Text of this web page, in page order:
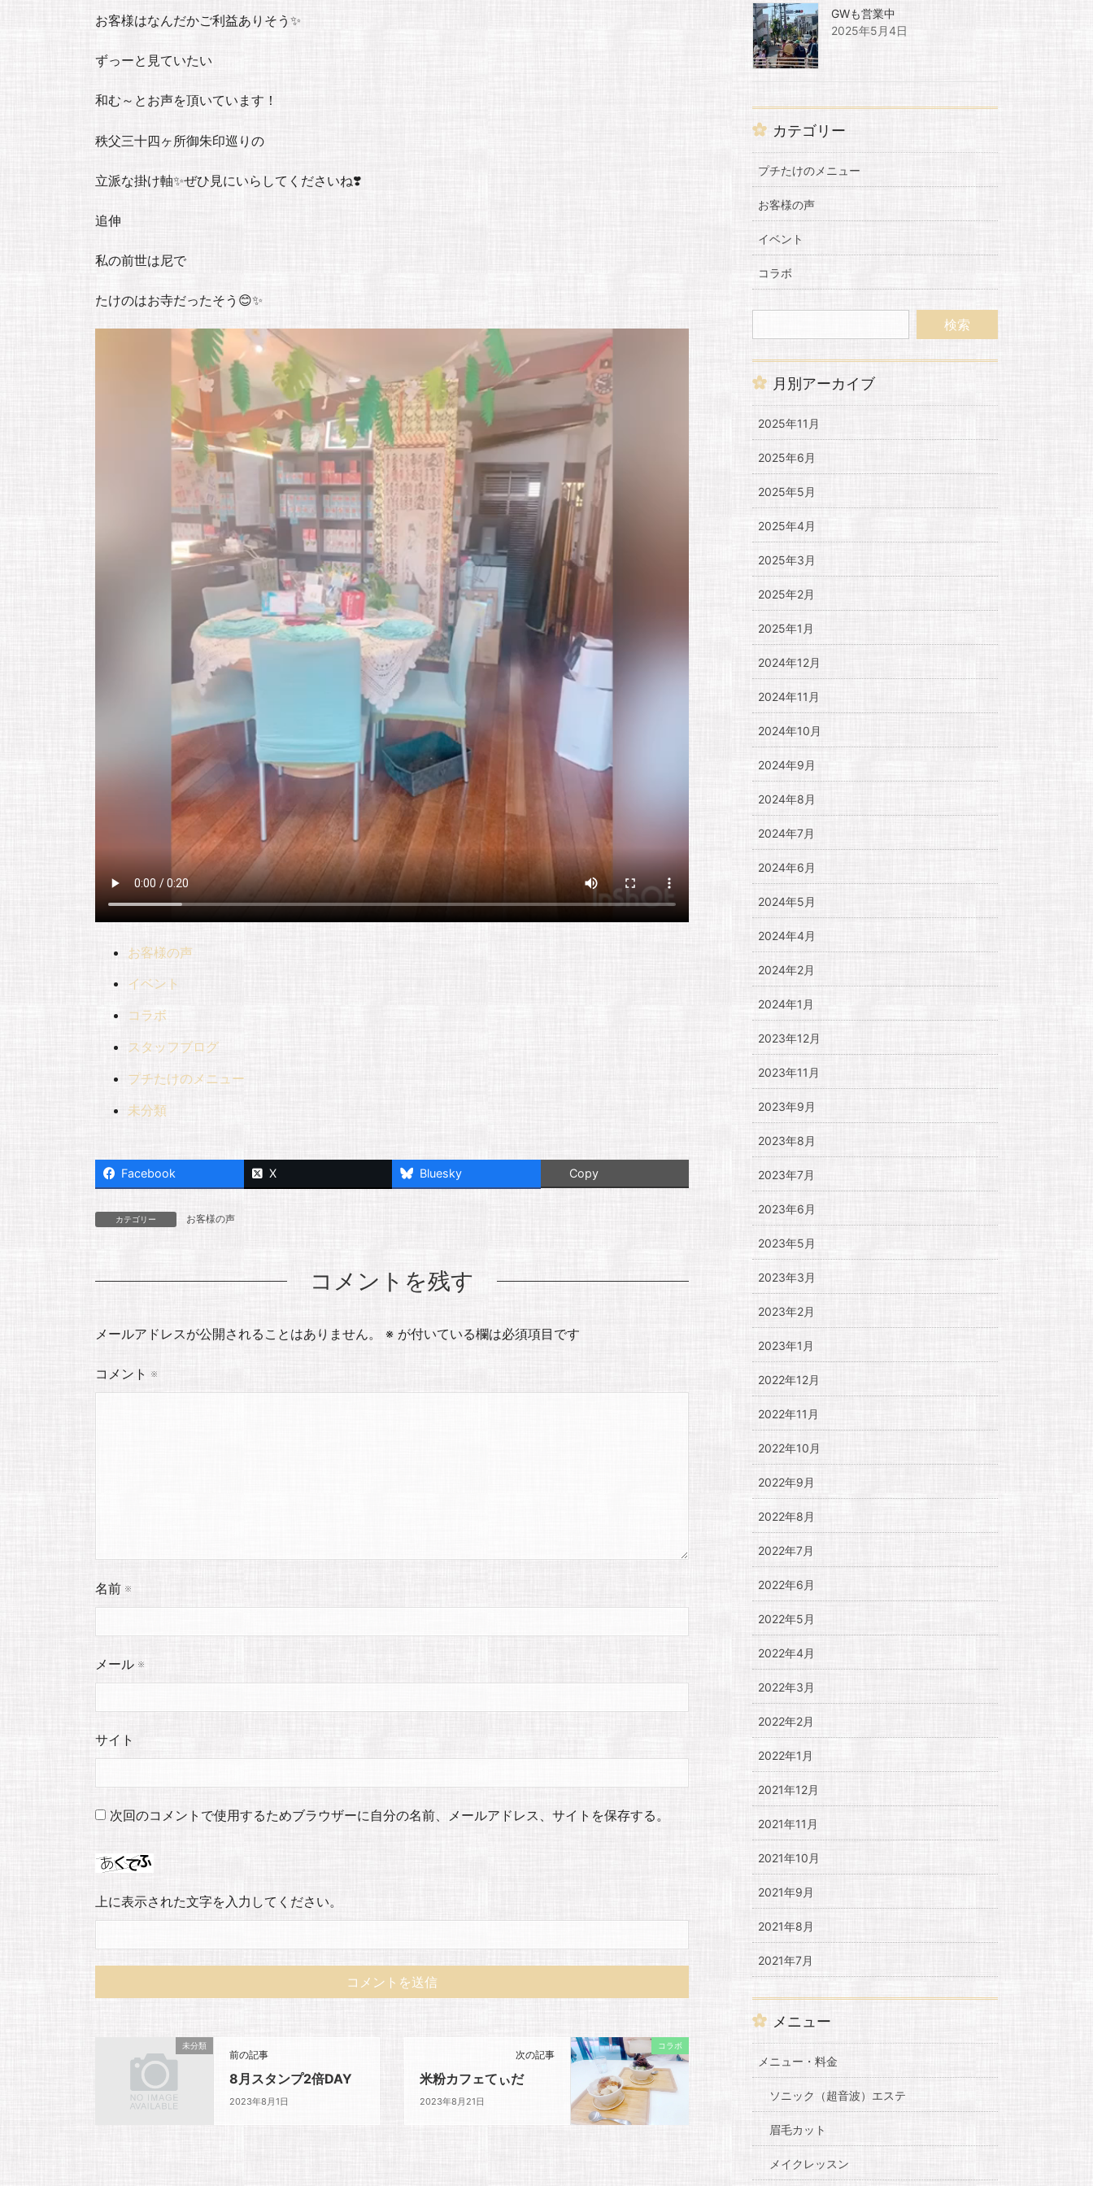
お客様はなんだかご利益ありそう✨
ずっーと見ていたい
和む～とお声を頂いています！
秩父三十四ヶ所御朱印巡りの
立派な掛け軸✨ぜひ見にいらしてくださいね❣️
追伸
私の前世は尼で
たけのはお寺だったそう😊✨
お客様の声
イベント
コラボ
スタッフブログ
プチたけのメニュー
未分類
Facebook X Bluesky Copy
カテゴリー お客様の声
コメントを残す
メールアドレスが公開されることはありません。 ※ が付いている欄は必須項目です
コメント ※
名前 ※
メール ※
サイト
次回のコメントで使用するためブラウザーに自分の名前、メールアドレス、サイトを保存する。
上に表示された文字を入力してください。
未分類
前の記事
8月スタンプ2倍DAY
2023年8月1日
コラボ
次の記事
米粉カフェてぃだ
2023年8月21日
GWも営業中
2025年5月4日
カテゴリー
プチたけのメニュー
お客様の声
イベント
コラボ
月別アーカイブ
2025年11月
2025年6月
2025年5月
2025年4月
2025年3月
2025年2月
2025年1月
2024年12月
2024年11月
2024年10月
2024年9月
2024年8月
2024年7月
2024年6月
2024年5月
2024年4月
2024年2月
2024年1月
2023年12月
2023年11月
2023年9月
2023年8月
2023年7月
2023年6月
2023年5月
2023年3月
2023年2月
2023年1月
2022年12月
2022年11月
2022年10月
2022年9月
2022年8月
2022年7月
2022年6月
2022年5月
2022年4月
2022年3月
2022年2月
2022年1月
2021年12月
2021年11月
2021年10月
2021年9月
2021年8月
2021年7月
メニュー
メニュー・料金
ソニック（超音波）エステ
眉毛カット
メイクレッスン